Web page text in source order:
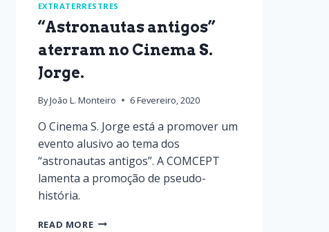
EXTRATERRESTRES
“Astronautas antigos”
aterram no Cinema S.
Jorge.
ByJoão L. Monteiro 6 Fevereiro, 2020
O Cinema S. Jorge está a promover um
evento alusivo ao tema dos
“astronautas antigos”. A COMCEPT
lamenta a promoção de pseudo-
história.
READ MORE